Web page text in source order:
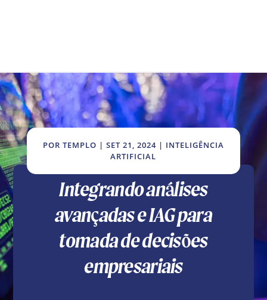
POR TEMPLO | SET 21, 2024| INTELIGÊNCIA
ARTIFICIAL
Integrando análises
avançadas e IAG para
tomada de decisões
empresariais